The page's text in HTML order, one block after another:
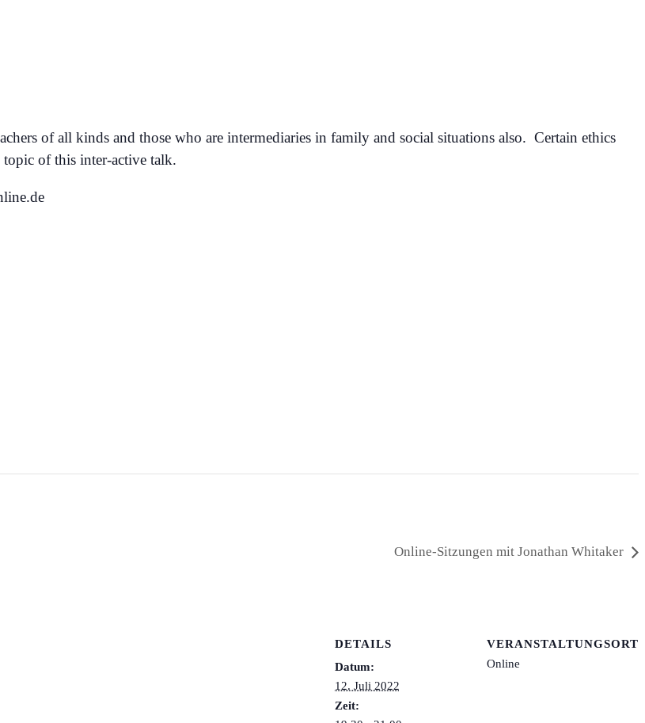
of all kinds and those who are intermediaries in family and social situations also. Certain ethics
topic of this inter-active talk.
Online-Sitzungen mit Jonathan Whitaker
DETAILS
Datum:
12. Juli 2022
Zeit:
VERANSTALTUNGSORT
Online